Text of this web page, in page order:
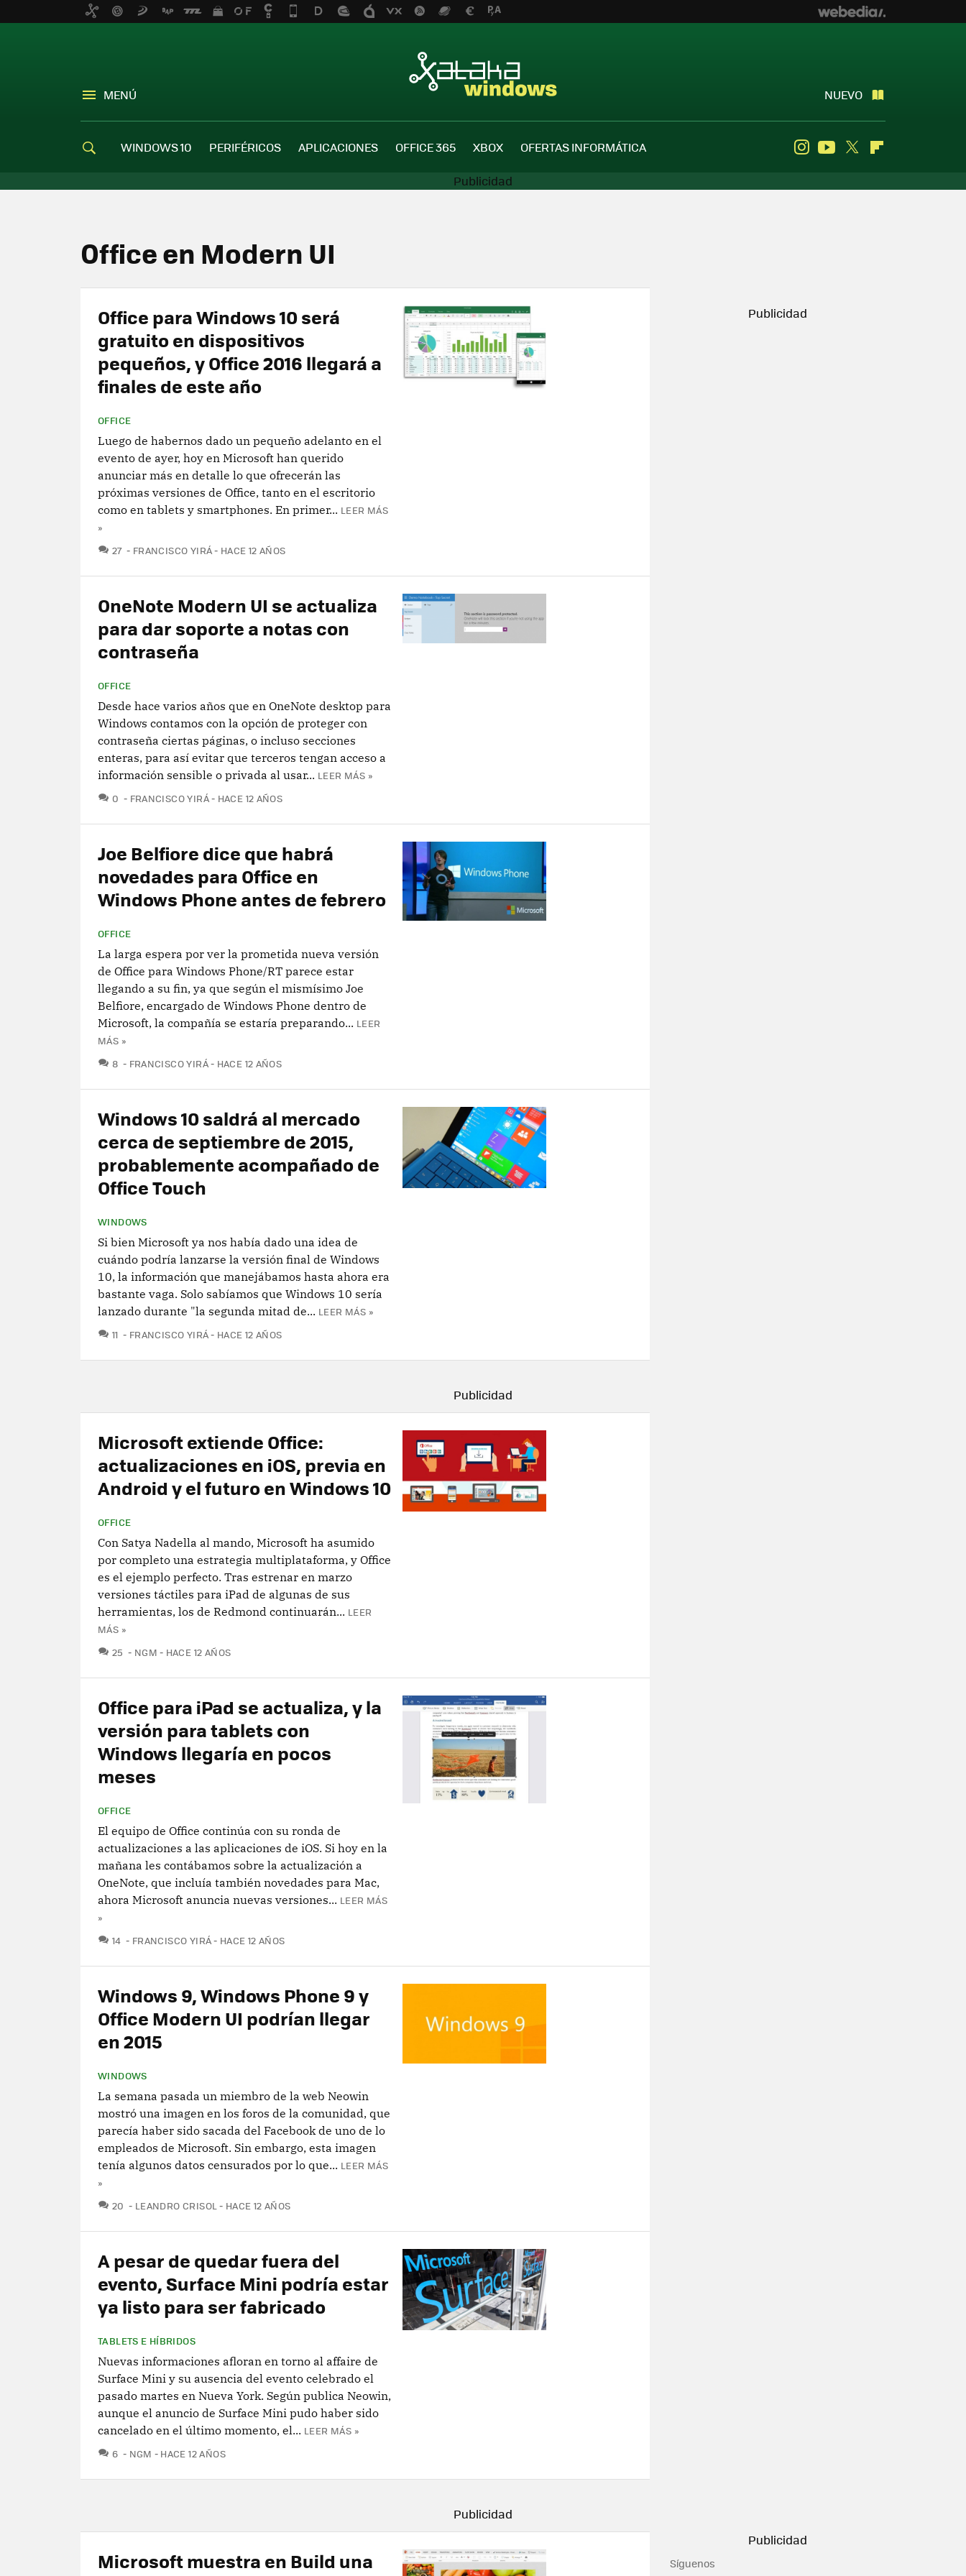
MENÚ NUEVO
WINDOWS 10 PERIFÉRICOS APLICACIONES OFFICE 365 XBOX OFERTAS INFORMÁTICA InstagramYoutube
Twitter
Office en Modern UI
Office para Windows 10 será
gratuito en dispositivos
pequeños, y Office 2016 llegará a
finales de este año
OFFICE
Luego de habernos dado un pequeño adelanto en el
evento de ayer, hoy en Microsoft han querido
anunciar más en detalle lo que ofrecerán las
próximas versiones de Office, tanto en el escritorio
como en tablets y smartphones. En primer... LEER MÁS
»
27 COMENTARIOS
FRANCISCO YIRÁ HACE 12 AÑOS
OneNote Modern UI se actualiza
para dar soporte a notas con
contraseña
OFFICE
Desde hace varios años que en OneNote desktop para
Windows contamos con la opción de proteger con
contraseña ciertas páginas, o incluso secciones
enteras, para así evitar que terceros tengan acceso a
información sensible o privada al usar... LEER MÁS »
0 COMENTARIOS
FRANCISCO YIRÁ HACE 12 AÑOS
Joe Belfiore dice que habrá
novedades para Office en
Windows Phone antes de febrero
OFFICE
La larga espera por ver la prometida nueva versión
de Office para Windows Phone/RT parece estar
llegando a su fin, ya que según el mismísimo Joe
Belfiore, encargado de Windows Phone dentro de
Microsoft, la compañía se estaría preparando... LEER
MÁS »
8 COMENTARIOS
FRANCISCO YIRÁ HACE 12 AÑOS
Windows 10 saldrá al mercado
cerca de septiembre de 2015,
probablemente acompañado de
Office Touch
WINDOWS
Si bien Microsoft ya nos había dado una idea de
cuándo podría lanzarse la versión final de Windows
10, la información que manejábamos hasta ahora era
bastante vaga. Solo sabíamos que Windows 10 sería
lanzado durante "la segunda mitad de... LEER MÁS »
11 COMENTARIOS
FRANCISCO YIRÁ HACE 12 AÑOS
Microsoft extiende Office:
actualizaciones en iOS, previa en
Android y el futuro en Windows 10
OFFICE
Con Satya Nadella al mando, Microsoft ha asumido
por completo una estrategia multiplataforma, y Office
es el ejemplo perfecto. Tras estrenar en marzo
versiones táctiles para iPad de algunas de sus
herramientas, los de Redmond continuarán... LEER
MÁS »
25 COMENTARIOS
NGM HACE 12 AÑOS
Office para iPad se actualiza, y la
versión para tablets con
Windows llegaría en pocos
meses
OFFICE
El equipo de Office continúa con su ronda de
actualizaciones a las aplicaciones de iOS. Si hoy en la
mañana les contábamos sobre la actualización a
OneNote, que incluía también novedades para Mac,
ahora Microsoft anuncia nuevas versiones... LEER MÁS
»
14 COMENTARIOS
FRANCISCO YIRÁ HACE 12 AÑOS
Windows 9, Windows Phone 9 y
Office Modern UI podrían llegar
en 2015
WINDOWS
La semana pasada un miembro de la web Neowin
mostró una imagen en los foros de la comunidad, que
parecía haber sido sacada del Facebook de uno de lo
empleados de Microsoft. Sin embargo, esta imagen
tenía algunos datos censurados por lo que... LEER MÁS
»
20 COMENTARIOS
LEANDRO CRISOL HACE 12 AÑOS
A pesar de quedar fuera del
evento, Surface Mini podría estar
ya listo para ser fabricado
TABLETS E HÍBRIDOS
Nuevas informaciones afloran en torno al affaire de
Surface Mini y su ausencia del evento celebrado el
pasado martes en Nueva York. Según publica Neowin,
aunque el anuncio de Surface Mini pudo haber sido
cancelado en el último momento, el... LEER MÁS »
6 COMENTARIOS
NGM HACE 12 AÑOS
Síguenos
Microsoft muestra en Build una